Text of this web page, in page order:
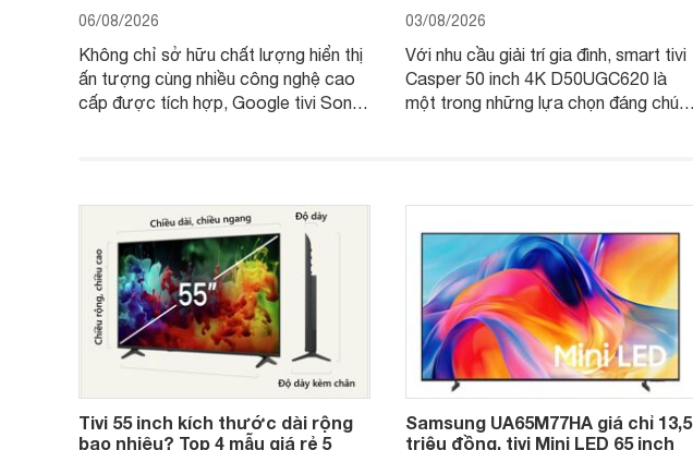
06/08/2026
Không chỉ sở hữu chất lượng hiển thị
ấn tượng cùng nhiều công nghệ cao
cấp được tích hợp, Google tivi Sony
03/08/2026
Với nhu cầu giải trí gia đình, smart tivi
Casper 50 inch 4K D50UGC620 là
một trong những lựa chọn đáng chú ý
Tivi 55 inch kích thước dài rộng
bao nhiêu? Top 4 mẫu giá rẻ 5
Samsung UA65M77HA giá chỉ 13,5
triệu đồng, tivi Mini LED 65 inch